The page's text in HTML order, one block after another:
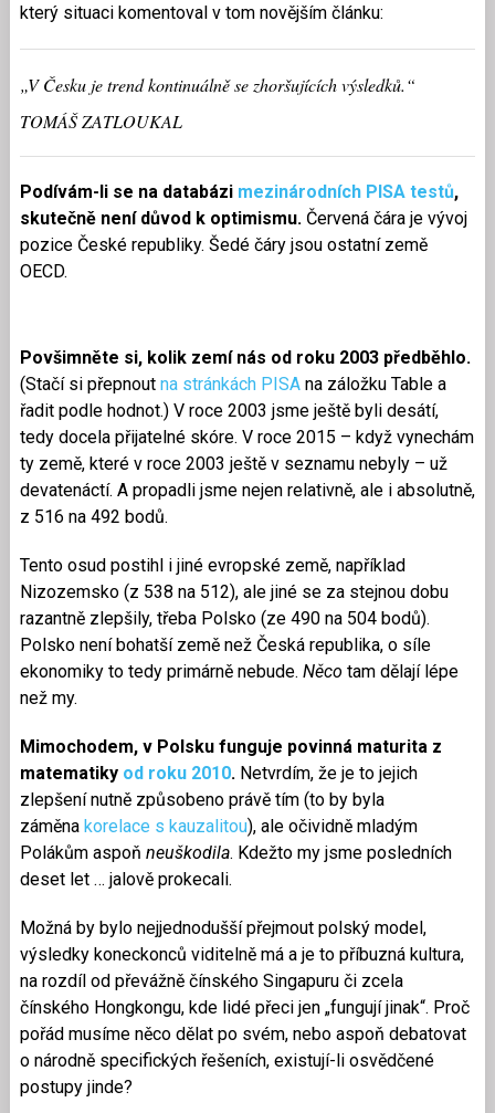
který situaci komentoval v tom novějším článku:
„V Česku je trend kontinuálně se zhoršujících výsledků.“
TOMÁŠ ZATLOUKAL
Podívám-li se na databázi mezinárodních PISA testů,
skutečně není důvod k optimismu. Červená čára je vývoj
pozice České republiky. Šedé čáry jsou ostatní země
OECD.
Povšimněte si, kolik zemí nás od roku 2003 předběhlo.
(Stačí si přepnout na stránkách PISAna záložku Table a
řadit podle hodnot.) V roce 2003 jsme ještě byli desátí,
tedy docela přijatelné skóre. V roce 2015 – když vynechám
ty země, které v roce 2003 ještě v seznamu nebyly – už
devatenáctí. A propadli jsme nejen relativně, ale i absolutně,
z 516 na 492 bodů.
Tento osud postihl i jiné evropské země, například
Nizozemsko (z 538 na 512), ale jiné se za stejnou dobu
razantně zlepšily, třeba Polsko (ze 490 na 504 bodů).
Polsko není bohatší země než Česká republika, o síle
ekonomiky to tedy primárně nebude. Něco tam dělají lépe
než my.
Mimochodem, v Polsku funguje povinná maturita z
matematiky od roku 2010. Netvrdím, že je to jejich
zlepšení nutně způsobeno právě tím (to by byla
záměna korelace s kauzalitou), ale očividně mladým
Polákům aspoň neuškodila. Kdežto my jsme posledních
deset let … jalově prokecali.
Možná by bylo nejjednodušší přejmout polský model,
výsledky koneckonců viditelně má a je to příbuzná kultura,
na rozdíl od převážně čínského Singapuru či zcela
čínského Hongkongu, kde lidé přeci jen „fungují jinak“. Proč
pořád musíme něco dělat po svém, nebo aspoň debatovat
o národně specifických řešeních, existují-li osvědčené
postupy jinde?